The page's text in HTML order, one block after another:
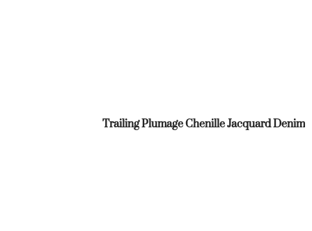
Trailing Plumage Chenille Jacquard Denim